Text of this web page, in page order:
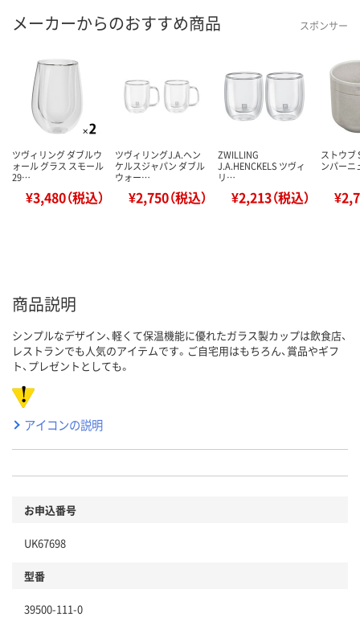
メーカーからのおすすめ商品 スポンサー
ツヴィリング ダブルウ
ォール グラス スモール
29…
¥3,480（税込）
ツヴィリングJ.A.ヘン
ケルスジャパン ダブル
ウォー…
¥2,750（税込）
ZWILLING
J.A.HENCKELS ツヴィ
リ…
¥2,213（税込）
ストウブ
ンパー
商品説明
シンプルなデザイン、軽くて保温機能に優れたガラス製カップは飲食店、
レストランでも人気のアイテムです。ご自宅用はもちろん、賞品やギフ
ト、プレゼントとしても。
アイコンの説明
お申込番号
UK67698
型番
39500-111-0